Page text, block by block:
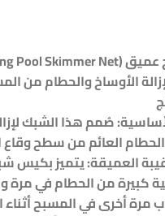
الأوساخ والحطام من
صُمم هذا الشبك
العائم من سطح
العميقة: يتميز
كبيرة من الحطام في مرة
مرة أخرى في المسبح أثناء